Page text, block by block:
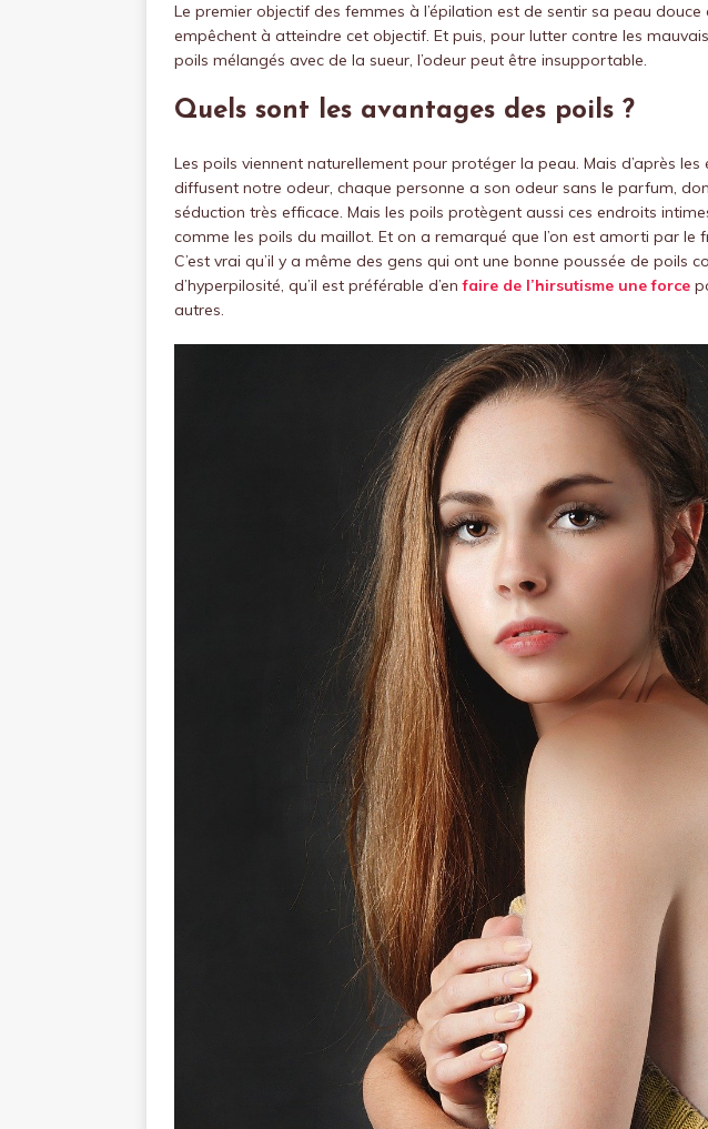
Le premier objectif des femmes à l’épilation est de sentir sa peau douce
empêchent à atteindre cet objectif. Et puis, pour lutter contre les
poils mélangés avec de la sueur, l’odeur peut être insupportable.
Quels sont les avantages des poils ?
Les poils viennent naturellement pour protéger la peau. Mais d’après les
diffusent notre odeur, chaque personne a son odeur sans le parfum,
séduction très efficace. Mais les poils protègent aussi ces endroits
comme les poils du maillot. Et on a remarqué que l’on est amorti par le
C’est vrai qu’il y a même des gens qui ont une bonne poussée de poils
d’hyperpilosité, qu’il est préférable d’enfaire de l’hirsutisme une force
autres.